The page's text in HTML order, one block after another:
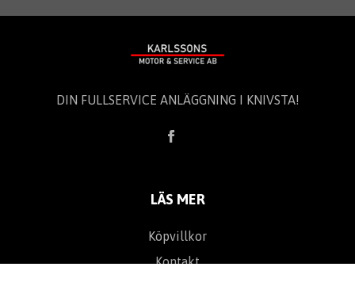
DIN FULLSERVICE ANLÄGGNING I KNIVSTA!
LÄS MER
Köpvillkor
Kontakt